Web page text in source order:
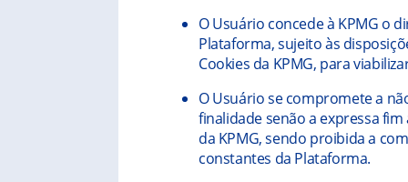
O Usuário concede à KPMG o
Plataforma, sujeito às
Cookies da KPMG, para
O Usuário se compromete a
finalidade senão a expressa
da KPMG, sendo proibida a
constantes da Plataforma.